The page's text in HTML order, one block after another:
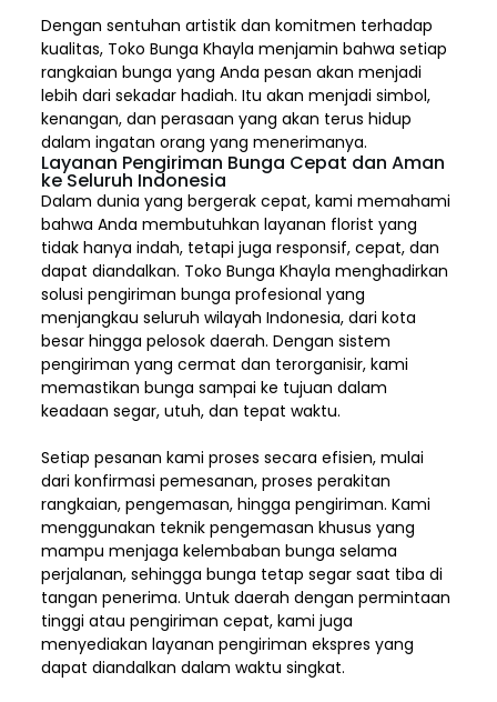
Dengan sentuhan artistik dan komitmen terhadap
kualitas, Toko Bunga Khayla menjamin bahwa setiap
rangkaian bunga yang Anda pesan akan menjadi
lebih dari sekadar hadiah. Itu akan menjadi simbol,
kenangan, dan perasaan yang akan terus hidup
dalam ingatan orang yang menerimanya.
Layanan Pengiriman Bunga Cepat dan Aman
ke Seluruh Indonesia
Dalam dunia yang bergerak cepat, kami memahami
bahwa Anda membutuhkan layanan florist yang
tidak hanya indah, tetapi juga responsif, cepat, dan
dapat diandalkan. Toko Bunga Khayla menghadirkan
solusi pengiriman bunga profesional yang
menjangkau seluruh wilayah Indonesia,dari kota
besar hingga pelosok daerah. Dengan sistem
pengiriman yang cermat dan terorganisir, kami
memastikan bunga sampai ke tujuan dalam
keadaan segar, utuh, dan tepat waktu.
Setiap pesanan kami proses secara efisien, mulai
dari konfirmasi pemesanan, proses perakitan
rangkaian, pengemasan, hingga pengiriman. Kami
menggunakan teknik pengemasan khusus yang
mampu menjaga kelembaban bunga selama
perjalanan, sehingga bunga tetap segar saat tiba di
tangan penerima. Untuk daerah dengan permintaan
tinggi atau pengiriman cepat, kami juga
menyediakan layanan pengiriman ekspres yang
dapat diandalkan dalam waktu singkat.